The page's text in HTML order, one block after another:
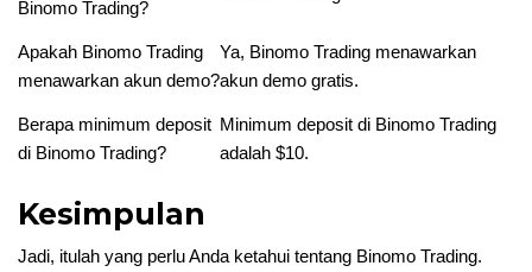
Binomo Trading?
Apakah Binomo Trading
menawarkan akun demo?
Ya, Binomo Trading menawarkan
akun demo gratis.
Berapa minimum deposit
di Binomo Trading?
Minimum deposit di Binomo Trading
adalah $10.
Kesimpulan
Jadi, itulah yang perlu Anda ketahui tentang Binomo Trading.